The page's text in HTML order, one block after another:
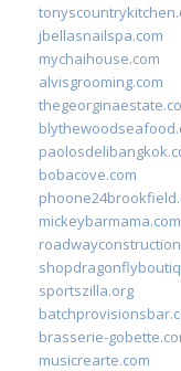
jbellasnailspa.com
mychaihouse.com
alvisgrooming.com
bobacove.com
mickeybarmama.com
sportszilla.org
brasserie-
musicrearte.com